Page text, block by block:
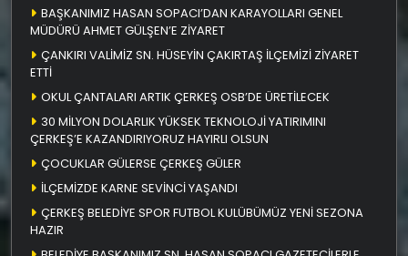
BAŞKANIMIZ HASAN SOPACI’DAN KARAYOLLARI GENEL
MÜDÜRÜ AHMET GÜLŞEN’E ZİYARET
ÇANKIRI VALİMİZ SN. HÜSEYİN ÇAKIRTAŞ İLÇEMİZİ ZİYARET
ETTİ
OKUL ÇANTALARI ARTIK ÇERKEŞ OSB’DE ÜRETİLECEK
30 MİLYON DOLARLIK YÜKSEK TEKNOLOJİ YATIRIMINI
ÇERKEŞ’E KAZANDIRIYORUZ HAYIRLI OLSUN
ÇOCUKLAR GÜLERSE ÇERKEŞ GÜLER
İLÇEMİZDE KARNE SEVİNCİ YAŞANDI
ÇERKEŞ BELEDİYE SPOR FUTBOL KULÜBÜMÜZ YENİ SEZONA
HAZIR